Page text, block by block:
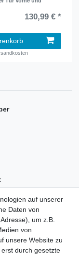
130,99 € *
auf unserer
Daten von
um z.B.
von
unsere Website zu
durch gesetzte